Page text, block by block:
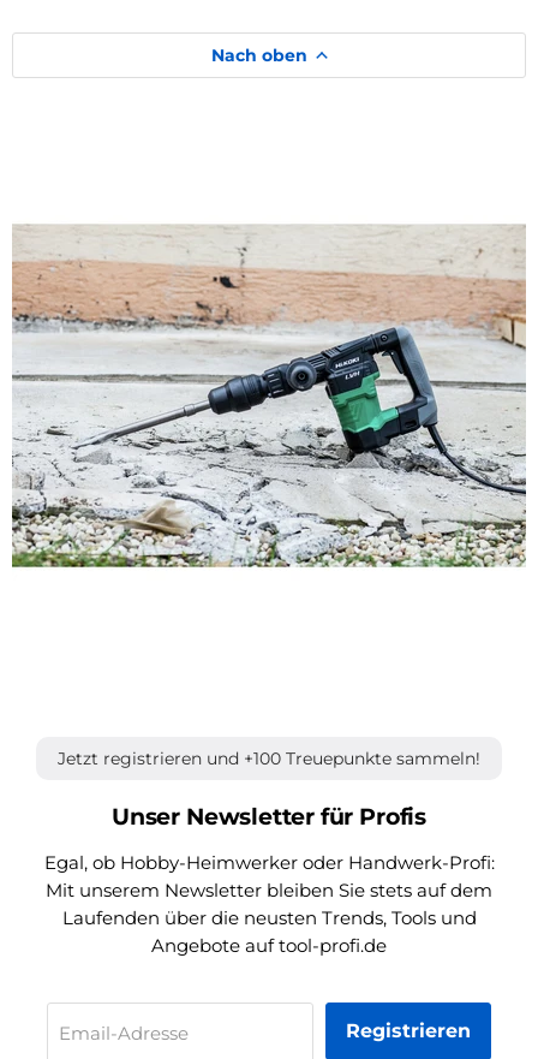
Nach oben
Jetzt registrieren und +100 Treuepunkte sammeln!
Unser Newsletter für Profis
Egal, ob Hobby-Heimwerker oder Handwerk-Profi:
Mit unserem Newsletter bleiben Sie stets auf dem
Laufenden über die neusten Trends, Tools und
Angebote auf tool-profi.de
Email-Adresse Registrieren